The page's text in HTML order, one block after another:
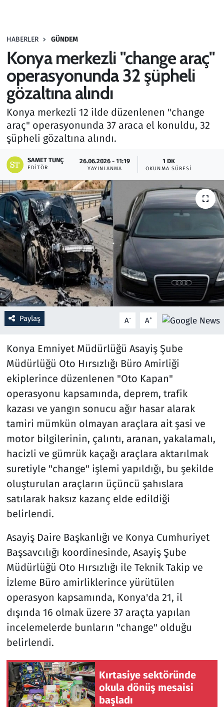
HABERLER GÜNDEM
Konya merkezli "change araç"
operasyonunda 32 şüpheli
gözaltına alındı
Konya merkezli 12 ilde düzenlenen "change
araç" operasyonunda 37 araca el konuldu, 32
şüpheli gözaltına alındı.
SAMET TUNÇ
EDITÖR
26.06.2026 - 11:19
YAYINLANMA
1 DK
OKUNMA SÜRESI
Paylaş A- A+
Konya Emniyet Müdürlüğü Asayiş Şube
Müdürlüğü Oto Hırsızlığı Büro Amirliği
ekiplerince düzenlenen "Oto Kapan"
operasyonu kapsamında, deprem, trafik
kazası ve yangın sonucu ağır hasar alarak
tamiri mümkün olmayan araçlara ait şasi ve
motor bilgilerinin, çalıntı, aranan, yakalamalı,
hacizli ve gümrük kaçağı araçlara aktarılmak
suretiyle "change" işlemi yapıldığı, bu şekilde
oluşturulan araçların üçüncü şahıslara
satılarak haksız kazanç elde edildiği
belirlendi.
Asayiş Daire Başkanlığı ve Konya Cumhuriyet
Başsavcılığı koordinesinde, Asayiş Şube
Müdürlüğü Oto Hırsızlığı ile Teknik Takip ve
İzleme Büro amirliklerince yürütülen
operasyon kapsamında, Konya'da 21, il
dışında 16 olmak üzere 37 araçta yapılan
incelemelerde bunların "change" olduğu
belirlendi.
Kırtasiye sektöründe
okula dönüş mesaisi
başladı
Haber
Kültür Sanat
Kurumsal Haberler
Lezzet Durağı
Memur ve Kamu
Otomobil
Oyun
Ramazan
Resmi İlanlar
Rüya Tabirleri
Sağlık
Savunma Sanayi
Seçim 2023
Spor
Teknoloji ve Bilim
Televizyon